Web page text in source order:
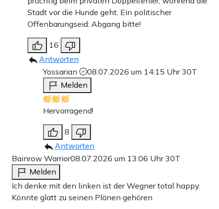
Stadt vor die Hunde geht. Ein politischer
Offenbarungseid: Abgang bitte!
16
Antworten
Yossarian
08.07.2026 um 14:15 Uhr30T
Melden
Hervorragend!
8
Antworten
Bainrow Warrior08.07.2026 um 13:06 Uhr30T
Melden
Ich denke mit den linken ist der Wegner total happy.
Könnte glatt zu seinen Plänen gehören